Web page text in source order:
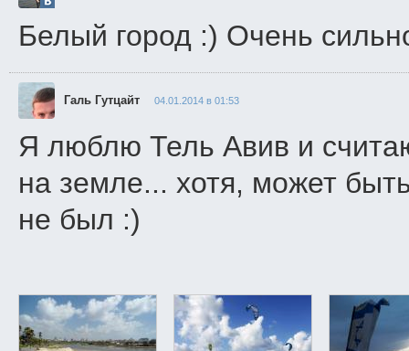
Белый город :) Очень
Галь Гутцайт 04.01.2014 в 01:53
Я люблю Тель Авив и
на земле... хотя, может
не был :)